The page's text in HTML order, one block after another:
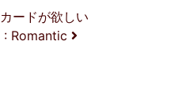
ション
ードが欲しい
Romantic